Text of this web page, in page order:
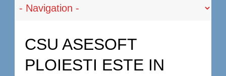
CSU ASESOFT
PLOIESTI ESTE IN